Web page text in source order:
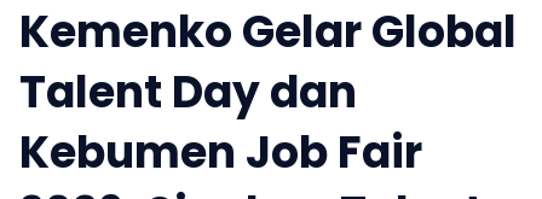
Kemenko Gelar Global
Talent Day dan
Kebumen Job Fair